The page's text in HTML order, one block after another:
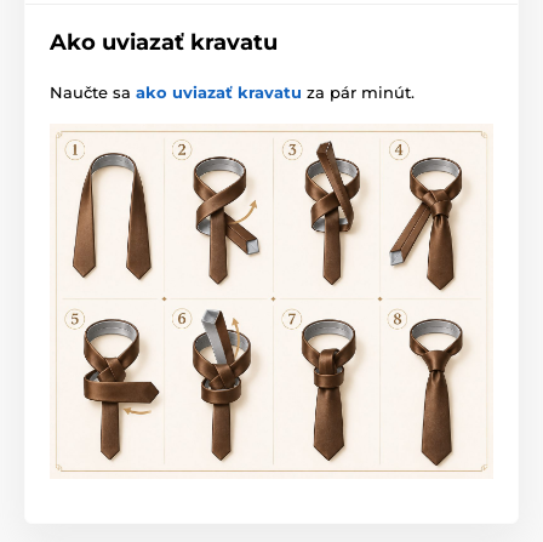
Ako uviazať kravatu
Naučte sa ako uviazať kravatu za pár minút.